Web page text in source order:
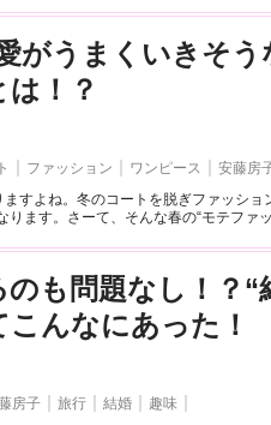
がうまくいきそう
は！？
ファッション ワンピース
安藤房
すよね。冬のコートを脱ぎファッショ
ります。さーて、そんな春の“モテファ
も問題なし！？“
こんなにあった！
房子 旅行 結婚
趣味